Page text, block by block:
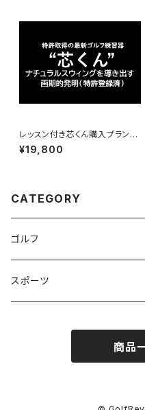
レッスン付き芯くん購入プラン
(神奈川県平塚市・茅ヶ崎市・厚
木市・伊勢原市限定・指定のゴル
¥19,800
CATEGORY
ゴルフ
練習器具
スポーツ
商品